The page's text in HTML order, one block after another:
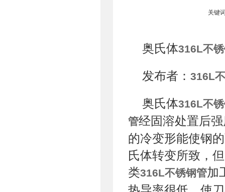
关键
奥氏体316L不
发布者： 316L
奥氏体316L不
管经固溶处置后
的冷变形能使钢
氏体转变所致，
类316L不锈钢管加